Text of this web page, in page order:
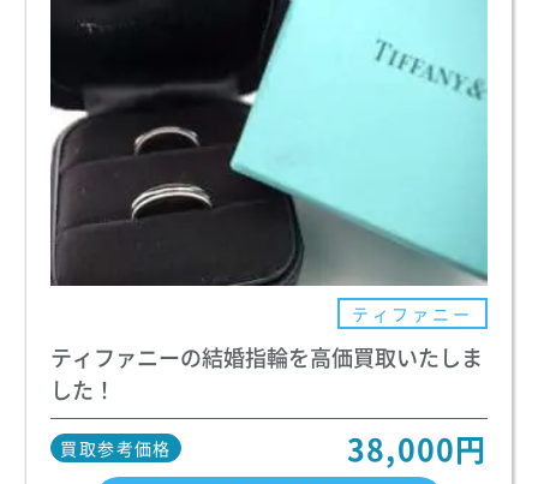
ティファニー
ティファニーの結婚指輪を高価買取いたしま
した！
買取参考価格 38,000円